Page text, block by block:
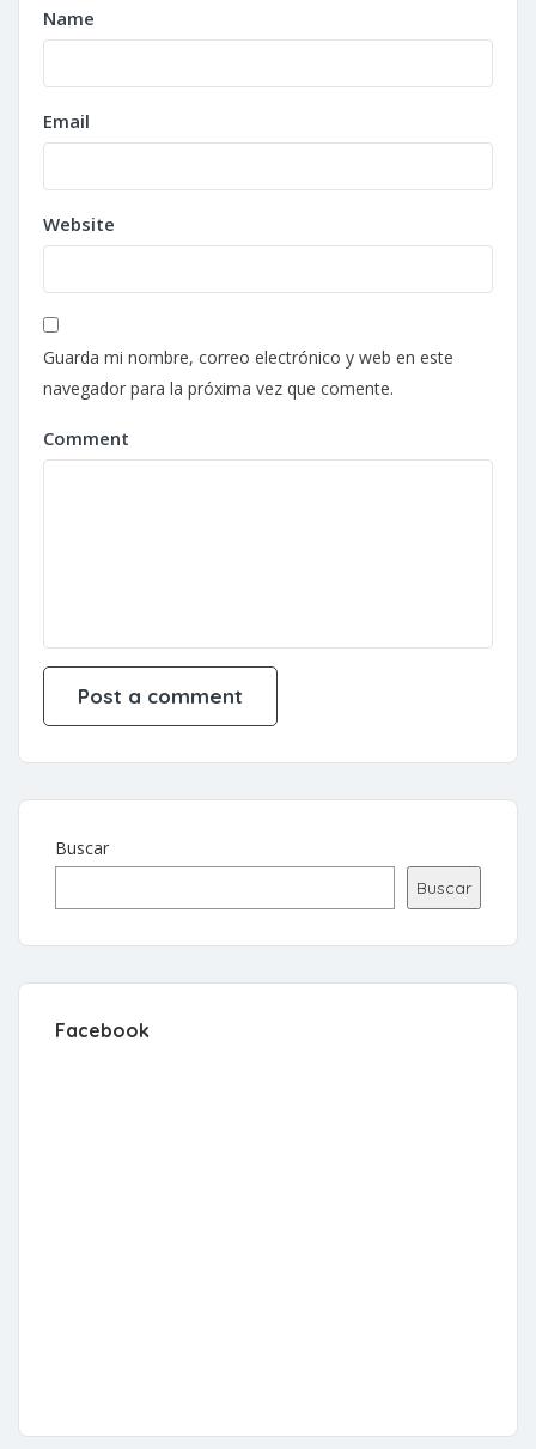
Name
Email
Website
Guarda mi nombre, correo electrónico y web en este
navegador para la próxima vez que comente.
Comment
Buscar
Buscar
Facebook